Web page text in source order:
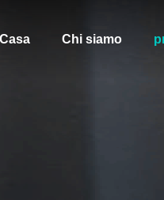
Casa Chi siamo